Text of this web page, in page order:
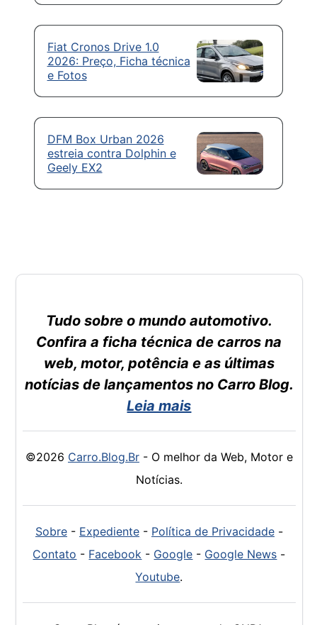
Fiat Cronos Drive 1.0
2026: Preço, Ficha técnica
e Fotos
DFM Box Urban 2026
estreia contra Dolphin e
Geely EX2
Tudo sobre o mundo automotivo.
Confira a ficha técnica de carros na
web, motor, potência e as últimas
notícias de lançamentos no Carro Blog.
Leia mais
©2026 Carro.Blog.Br- O melhor da Web, Motor e
Notícias.
Sobre- Expediente- Política de Privacidade-
Contato - Facebook - Google - Google News -
Youtube.